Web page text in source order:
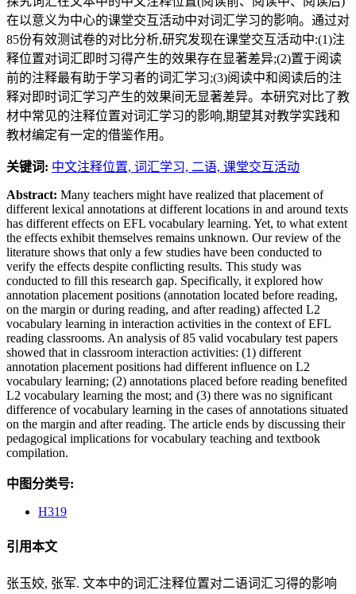
在以意义为中心的课堂交互活动中对词汇学习的影响。通过对
85份有效测试卷的对比分析,研究发现在课堂交互活动中:(1)注
释位置对词汇即时习得产生的效果存在显著差异;(2)置于阅读
前的注释最有助于学习者的词汇学习;(3)阅读中和阅读后的注
释对即时词汇学习产生的效果间无显著差异。本研究对比了教
材中常见的注释位置对词汇学习的影响,期望其对教学实践和
教材编定有一定的借鉴作用。
关键词: 中文注释位置, 词汇学习, 二语, 课堂交互活动
Abstract: Many teachers might have realized that placement of
different lexical annotations at different locations in and around texts
has different effects on EFL vocabulary learning. Yet, to what extent
the effects exhibit themselves remains unknown. Our review of the
literature shows that only a few studies have been conducted to
verify the effects despite conflicting results. This study was
conducted to fill this research gap. Specifically, it explored how
annotation placement positions (annotation located before reading,
on the margin or during reading, and after reading) affected L2
vocabulary learning in interaction activities in the context of EFL
reading classrooms. An analysis of 85 valid vocabulary test papers
showed that in classroom interaction activities: (1) different
annotation placement positions had different influence on L2
vocabulary learning; (2) annotations placed before reading benefited
L2 vocabulary learning the most; and (3) there was no significant
difference of vocabulary learning in the cases of annotations situated
on the margin and after reading. The article ends by discussing their
pedagogical implications for vocabulary teaching and textbook
compilation.
中图分类号:
H319
引用本文
张玉姣, 张军. 文本中的词汇注释位置对二语词汇习得的影响